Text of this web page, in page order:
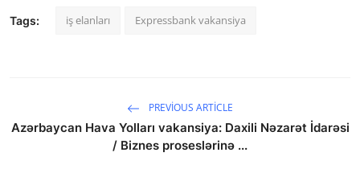
Tags: iş elanları Expressbank vakansiya
PREVIOUS ARTICLE
Azərbaycan Hava Yolları vakansiya: Daxili Nəzarət İdarəsi
/ Biznes proseslərinə ...